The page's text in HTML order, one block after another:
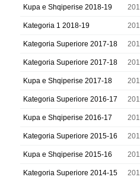
Kupa e Shqiperise 2018-19
Kategoria 1 2018-19
Kategoria Superiore 2017-18
Kategoria Superiore 2017-18
Kupa e Shqiperise 2017-18
Kategoria Superiore 2016-17
Kupa e Shqiperise 2016-17
Kategoria Superiore 2015-16
Kupa e Shqiperise 2015-16
Kategoria Superiore 2014-15